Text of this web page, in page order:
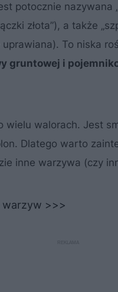
potocznie nazywana
złota”), a także
To niska
gruntowej i
wielu walorach. Jest
Dlatego warto
inne warzywa (czy
warzyw >>>